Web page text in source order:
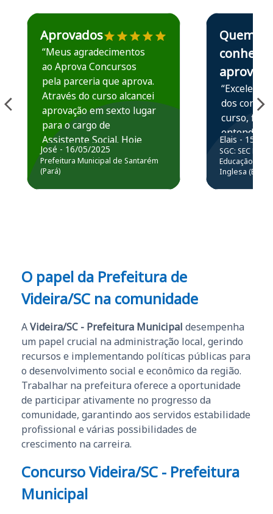
Estudante José recomenda o Aprova Concursos em
Aprovados
“Meus agradecimentos
ao Aprova Concursos
pela parceria que aprova.
Através do curso alcancei
aprovação em sexto lugar
para o cargo de
Assistente Social. Hoje
estou atuando na
Prefeitura de Santarém.
José - 16/05/2025
Prefeitura Municipal de Santarém
(Pará)
Estudante Elais
Quem
conhece,
aprova
“Excelente
dos
curso,
entender e
prática
resolução
questões.”
Elais - 15/07/
SGC: SEC BA
Educação
Inglesa (Edital
O papel da Prefeitura de
Videira/SC na comunidade
AVideira/SC - Prefeitura Municipal desempenha
um papel crucial na administração local, gerindo
recursos e implementando políticas públicas para
o desenvolvimento social e econômico da região.
Trabalhar na prefeitura oferece a oportunidade
de participar ativamente no progresso da
comunidade, garantindo aos servidos estabilidade
profissional e várias possibilidades de
crescimento na carreira.
Concurso Videira/SC - Prefeitura
Municipal